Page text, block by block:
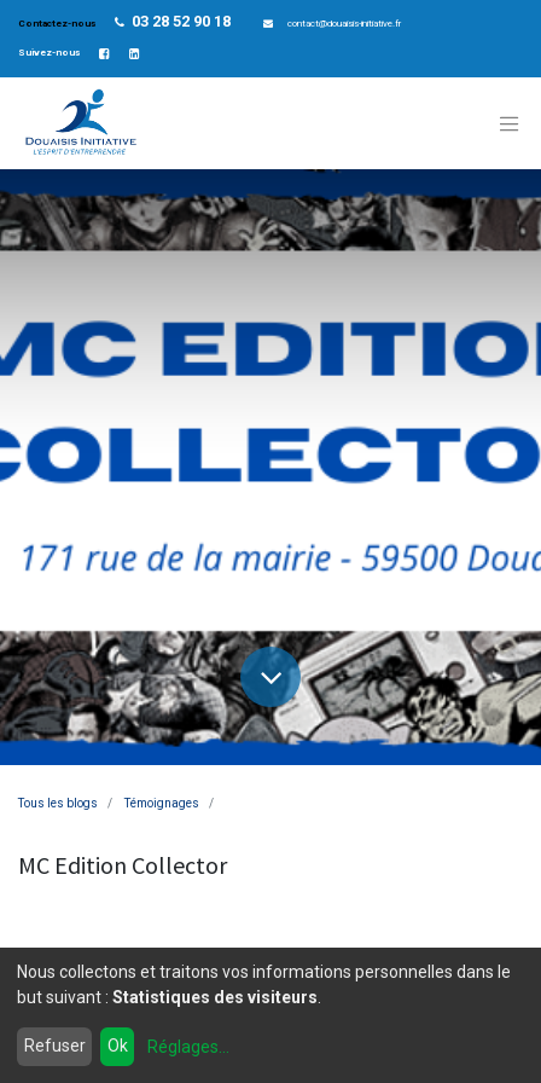
Contactez-nous 03 28 52 90 18 contact@douaisis-initiative.fr
Suivez-nous
Tous les blogs Témoignages
MC Edition Collector
Avis aux adeptes des produits de la Pop Culture :
depuis le 22 février vous pouvez trouver votre
bonheur neuf ou occasion au 171 rue de la Mairie à
Nous collectons et traitons vos informations personnelles dans le
but suivant : Statistiques des visiteurs
Refuser Ok Réglages...